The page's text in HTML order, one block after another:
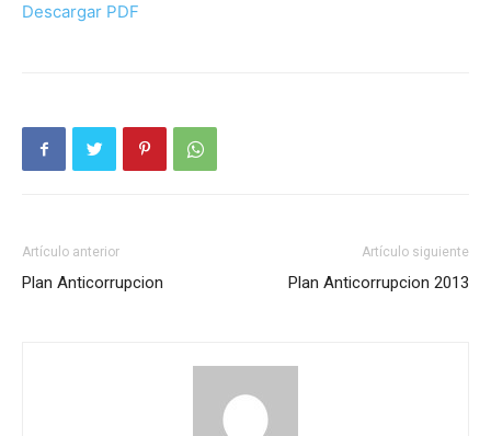
Descargar PDF
Artículo anterior
Plan Anticorrupcion
Artículo siguiente
Plan Anticorrupcion 2013